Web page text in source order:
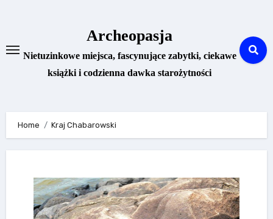
Archeopasja
Nietuzinkowe miejsca, fascynujące zabytki, ciekawe
książki i codzienna dawka starożytności
Home Kraj Chabarowski